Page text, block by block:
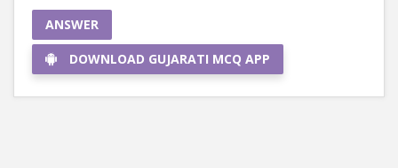
ANSWER
DOWNLOAD GUJARATI MCQ APP